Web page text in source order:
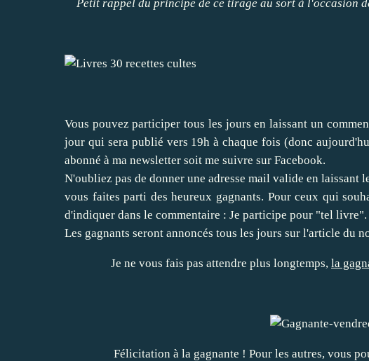
Petit rappel du principe de ce tirage au sort à l'occasion
Vous pouvez participer tous les jours en laissant un
jour qui sera publié vers 19h à chaque fois (donc
abonné à ma newsletter soit me suivre sur Facebook.
N'oubliez pas de donner une adresse mail valide en laissant
vous faites parti des heureux gagnants. Pour ceux qui
d'indiquer dans le commentaire : Je participe pour "tel livre".
Les gagnants seront annoncés tous les jours sur l'article du
Je ne vous fais pas attendre plus longtemps, la
Félicitation à la gagnante ! Pour les autres, vous